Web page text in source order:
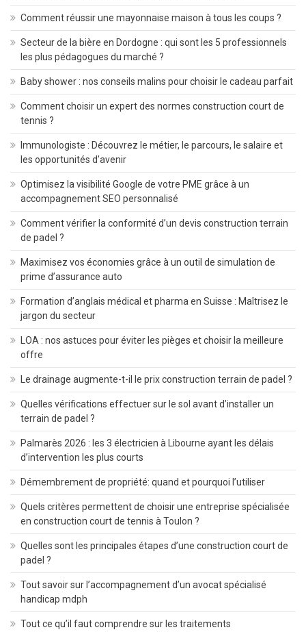
Comment réussir une mayonnaise maison à tous les coups ?
Secteur de la bière en Dordogne : qui sont les 5 professionnels
les plus pédagogues du marché ?
Baby shower : nos conseils malins pour choisir le cadeau parfait
Comment choisir un expert des normes construction court de
tennis ?
Immunologiste : Découvrez le métier, le parcours, le salaire et
les opportunités d’avenir
Optimisez la visibilité Google de votre PME grâce à un
accompagnement SEO personnalisé
Comment vérifier la conformité d’un devis construction terrain
de padel ?
Maximisez vos économies grâce à un outil de simulation de
prime d’assurance auto
Formation d’anglais médical et pharma en Suisse : Maîtrisez le
jargon du secteur
LOA : nos astuces pour éviter les pièges et choisir la meilleure
offre
Le drainage augmente-t-il le prix construction terrain de padel ?
Quelles vérifications effectuer sur le sol avant d’installer un
terrain de padel ?
Palmarès 2026 : les 3 électricien à Libourne ayant les délais
d’intervention les plus courts
Démembrement de propriété: quand et pourquoi l’utiliser
Quels critères permettent de choisir une entreprise spécialisée
en construction court de tennis à Toulon ?
Quelles sont les principales étapes d’une construction court de
padel ?
Tout savoir sur l’accompagnement d’un avocat spécialisé
handicap mdph
Tout ce qu’il faut comprendre sur les traitements